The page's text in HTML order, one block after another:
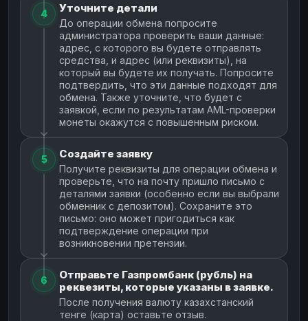
4 Уточните детали
До операции обмена попросите
администратора проверить ваши данные:
адрес, с которого вы будете отправлять
средства, и адрес (или реквизиты), на
который вы будете их получать. Попросите
подтвердить, что эти данные подходят для
обмена. Также уточните, что будет с
заявкой, если по результатам AML-проверки
монеты окажутся с повышенным риском.
5 Создайте заявку
Получите реквизиты для операции обмена и
проверьте, что на почту пришло письмо с
деталями заявки (особенно если вы выбрали
обменник с депозитом). Сохраните это
письмо: оно может пригодиться как
подтверждение операции при
возникновении претензии.
6
Отправьте Газпромбанк (рубль) на
реквезиты, которые указаны в заявке.
После получения валюту казахстанский
тенге (карта) оставьте отзыв.